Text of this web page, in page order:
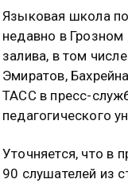
Языковая школа
недавно в
залива, в том
Эмиратов,
ТАСС в пресс-
педагогического
Уточняется, что в
90 слушателей из